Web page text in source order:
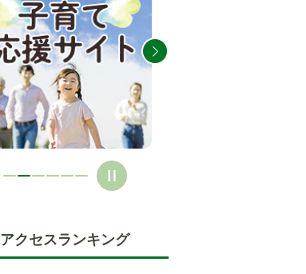
アクセスランキング